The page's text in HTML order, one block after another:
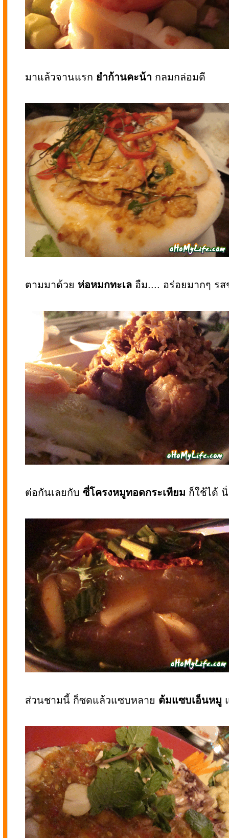
มาแล้วจานแรก ยำก้านคะน้า กลมกล่อมดี
ตามมาด้วย ห่อหมกทะเล อืม.... อร่อยมากๆ ร
ต่อกันเลยกับ ซี่โครงหมูทอดกระเทียม ก็ใช้ได้
ส่วนชามนี้ ก็ซดแล้วแซบหลาย ต้มแซบเอ็นหมู